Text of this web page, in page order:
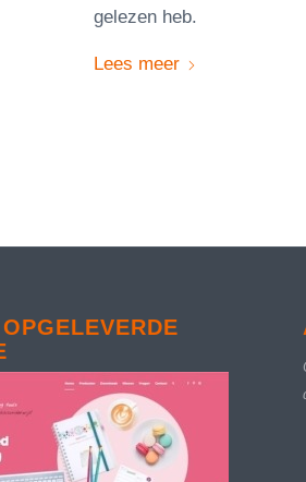
gelezen heb.
Lees meer